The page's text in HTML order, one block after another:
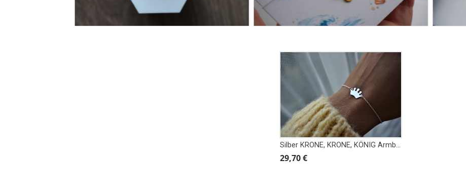
Silber KRONE, KRONE, KÖNIG Armband
29,70 €